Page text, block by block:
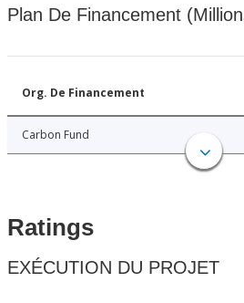
Plan De Financement
Org. De Financement
Carbon Fund
Ratings
EXÉCUTION DU PROJET